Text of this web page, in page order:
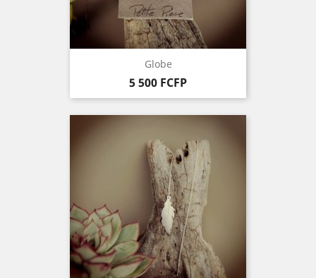
Globe
Prix
5 500 FCFP